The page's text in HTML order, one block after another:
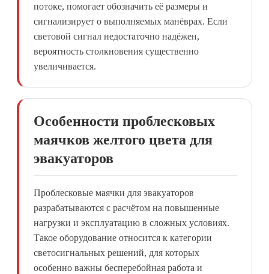
потоке, помогает обозначить её размеры и
сигнализирует о выполняемых манёврах. Если
световой сигнал недостаточно надёжен,
вероятность столкновения существенно
увеличивается.
Особенности проблесковых
маячков желтого цвета для
эвакуаторов
Проблесковые маячки для эвакуаторов
разрабатываются с расчётом на повышенные
нагрузки и эксплуатацию в сложных условиях.
Такое оборудование относится к категории
светосигнальных решений, для которых
особенно важны бесперебойная работа и